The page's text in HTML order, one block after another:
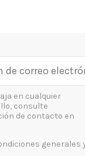
en cualquier
consulte
de contacto en
generales